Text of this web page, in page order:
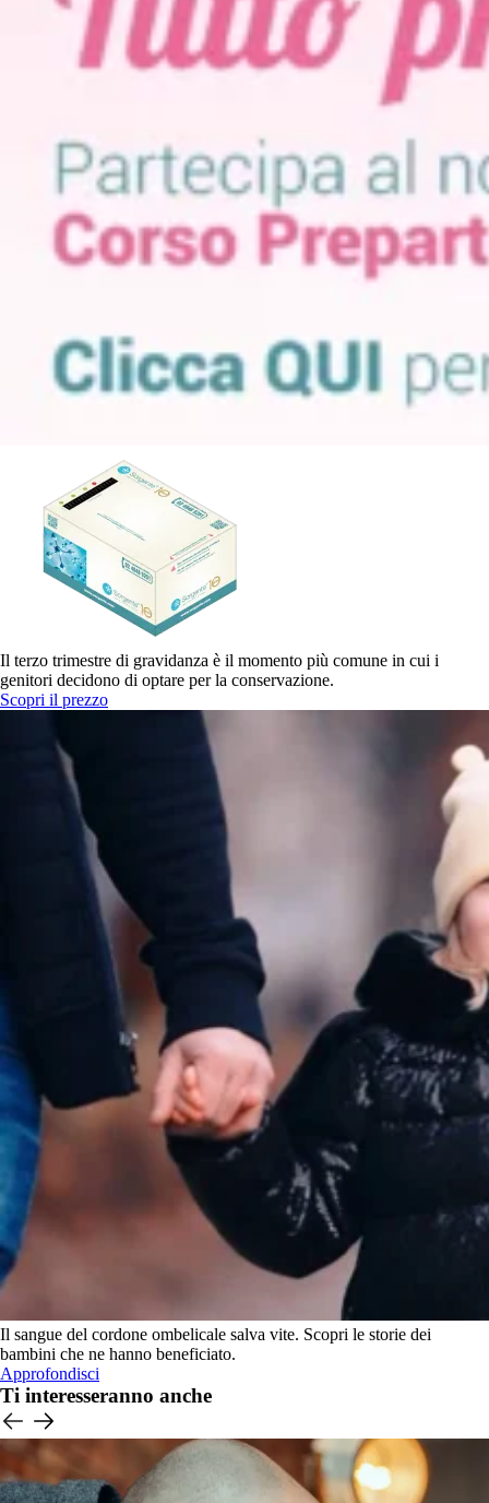
Il terzo trimestre di gravidanza è il momento più comune in cui i
genitori decidono di optare per la conservazione.
Scopri il prezzo
Il sangue del cordone ombelicale salva vite. Scopri le storie dei
bambini che ne hanno beneficiato.
Approfondisci
Ti interesseranno anche